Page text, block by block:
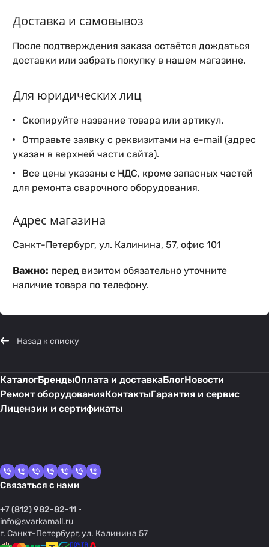
Доставка и самовывоз
После подтверждения заказа остаётся дождаться
доставки или забрать покупку в нашем магазине.
Для юридических лиц
Скопируйте название товара или артикул.
Отправьте заявку с реквизитами на e-mail (адрес
указан в верхней части сайта).
Все цены указаны с НДС, кроме запасных частей
для ремонта сварочного оборудования.
Адрес магазина
Санкт-Петербург, ул. Калинина, 57, офис 101
Важно: перед визитом обязательно уточните
наличие товара по телефону.
Назад к списку
КаталогБрендыОплата и доставкаБлогНовости
Ремонт оборудованияКонтактыГарантия и сервис
Лицензии и сертификаты
Связаться с нами
+7 (812) 982-82-11
info@svarkamall.ru
г. Санкт-Петербург, ул. Калинина 57